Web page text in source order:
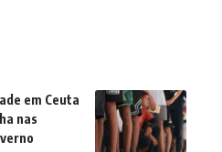
em Ceuta
nas